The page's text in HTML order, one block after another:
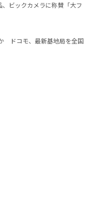
ビックカメラに称賛「大フ
ドコモ、最新基地局を全国